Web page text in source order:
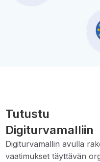
Tutustu
Digiturvamalliin
Digiturvamallin avulla
vaatimukset täyttävän